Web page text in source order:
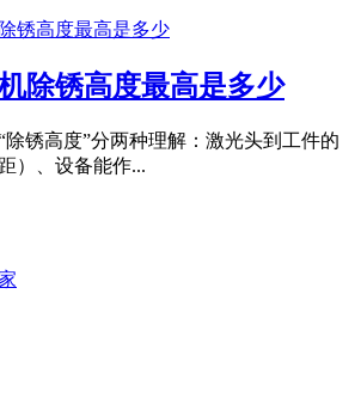
除锈高度最高是多少
除锈高度”分两种理解：激光头到工件的
）、设备能作...